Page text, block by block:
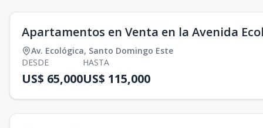
Apartamentos en Venta en la Avenida
Av. Ecológica, Santo Domingo Este
DESDE
US$ 65,000
HASTA
US$ 115,000